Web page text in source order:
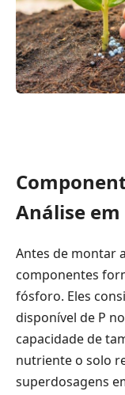
Análise
Antes de montar
componentes
fósforo. Eles
disponível de P
capacidade de
nutriente o solo
superdosagens